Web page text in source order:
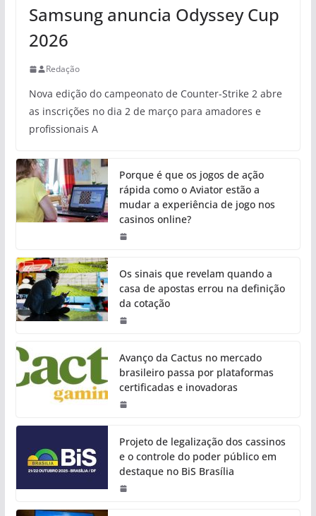
Samsung anuncia Odyssey Cup
2026
Redação
Nova edição do campeonato de Counter-Strike 2 abre
as inscrições no dia 2 de março para amadores e
profissionais A
Porque é que os jogos de ação
rápida como o Aviator estão a
mudar a experiência de jogo nos
casinos online?
Os sinais que revelam quando a
casa de apostas errou na definição
da cotação
Avanço da Cactus no mercado
brasileiro passa por plataformas
certificadas e inovadoras
Projeto de legalização dos cassinos
e o controle do poder público em
destaque no BiS Brasília